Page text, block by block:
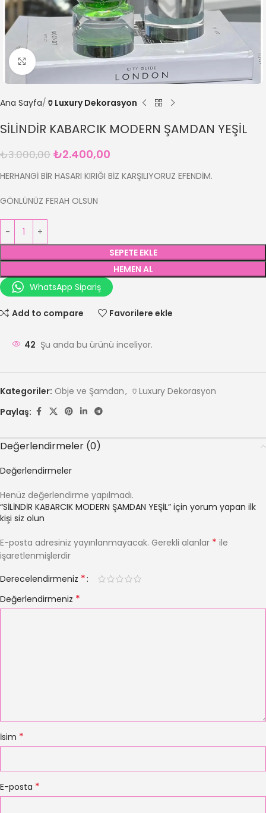
Büyütmek için tıklayın
Ana Sayfa 🏺Luxury Dekorasyon
SİLİNDİR KABARCIK MODERN ŞAMDAN YEŞİL
₺3.000,00 ₺2.400,00
HERHANGİ BİR HASARI KIRIĞI BİZ KARŞILIYORUZ EFENDİM.
GÖNLÜNÜZ FERAH OLSUN
SEPETE EKLE
HEMEN AL
WhatsApp Sipariş
Add to compare Favorilere ekle
42 Şu anda bu ürünü inceliyor.
Kategoriler: Obje ve Şamdan, 🏺Luxury Dekorasyon
Paylaş:
Değerlendirmeler (0)
Değerlendirmeler
Henüz değerlendirme yapılmadı.
“SİLİNDİR KABARCIK MODERN ŞAMDAN YEŞİL” için yorum yapan ilk
kişi siz olun
E-posta adresiniz yayınlanmayacak. Gerekli alanlar * ile
işaretlenmişlerdir
Derecelendirmeniz *
Değerlendirmeniz *
İsim *
E-posta *